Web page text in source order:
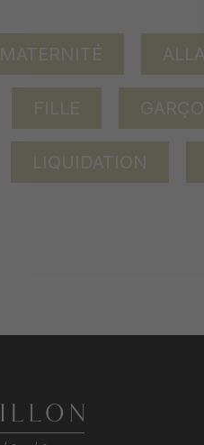
MATERNITÉ
FILLE
LIQUIDATION